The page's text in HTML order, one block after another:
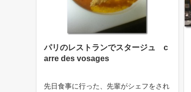
パリのレストランでスタージュ c
arre des vosages
先日食事に行った、先輩がシェフをされ